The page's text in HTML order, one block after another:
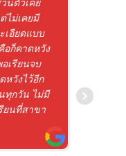
ไม่เคยมี
เอียดแบบ
อก็คาดหวัง
เรียนจบ
หวังไว้อีก
ทุกวัน ไม่มี
ยนที่สาขา